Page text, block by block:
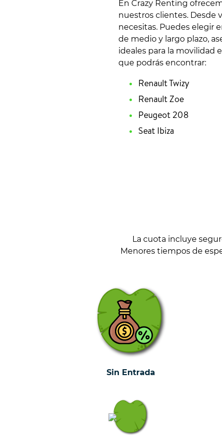
En Crazy Renting
nuestros clientes. Desde
necesitas. Puedes elegir
de medio y largo plazo,
ideales para la movilidad
que podrás encontrar:
Renault Twizy
Renault Zoe
Peugeot 208
Seat Ibiza
La cuota incluye
Menores tiempos de
Sin Entrada